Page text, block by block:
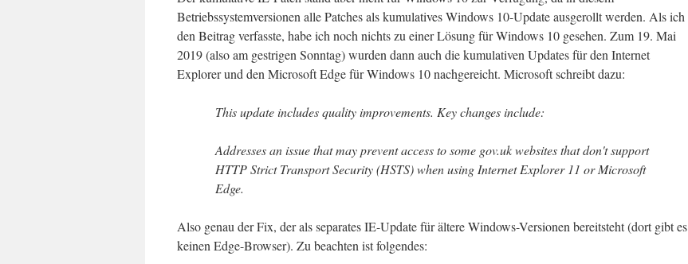
Betriebssystemversionen alle Patches als kumulatives Windows 10-Update ausgerollt werden. Als ich
den Beitrag verfasste, habe ich noch nichts zu einer Lösung für Windows 10 gesehen. Zum 19. Mai
2019 (also am gestrigen Sonntag) wurden dann auch die kumulativen Updates für den Internet
Explorer und den Microsoft Edge für Windows 10 nachgereicht. Microsoft schreibt dazu:
This update includes quality improvements. Key changes include:
Addresses an issue that may prevent access to some gov.uk websites that don't support
HTTP Strict Transport Security (HSTS) when using Internet Explorer 11 or Microsoft
Edge.
Also genau der Fix, der als separates IE-Update für ältere Windows-Versionen bereitsteht (dort gibt es
keinen Edge-Browser). Zu beachten ist folgendes: